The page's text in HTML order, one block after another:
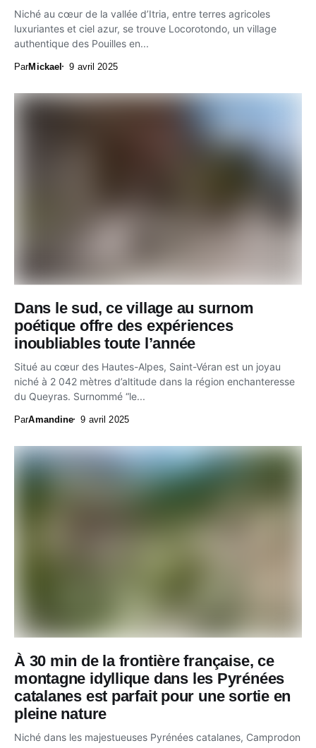
Niché au cœur de la vallée d’Itria, entre terres agricoles
luxuriantes et ciel azur, se trouve Locorotondo, un village
authentique des Pouilles en...
ParMickael 9 avril 2025
Dans le sud, ce village au surnom
poétique offre des expériences
inoubliables toute l’année
Situé au cœur des Hautes-Alpes, Saint-Véran est un joyau
niché à 2 042 mètres d’altitude dans la région enchanteresse
du Queyras. Surnommé “le...
ParAmandine 9 avril 2025
À 30 min de la frontière française, ce
montagne idyllique dans les Pyrénées
catalanes est parfait pour une sortie en
pleine nature
Niché dans les majestueuses Pyrénées catalanes, Camprodon